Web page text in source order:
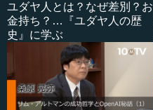
ユダヤ人とは？なぜ差別？お
金持ち？…『ユダヤ人の歴
史』に学ぶ